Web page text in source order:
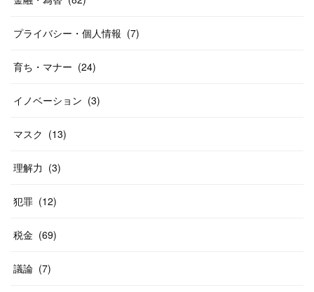
プライバシー・個人情報 (7)
育ち・マナー (24)
イノベーション (3)
マスク (13)
理解力 (3)
犯罪 (12)
税金 (69)
議論 (7)